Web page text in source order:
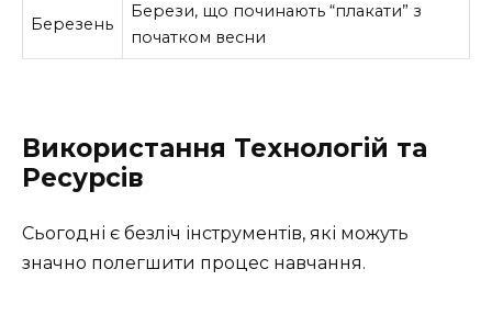
Березень
Берези, що починають “плакати” з
початком весни
Використання Технологій та
Ресурсів
Сьогодні є безліч інструментів, які можуть
значно полегшити процес навчання.